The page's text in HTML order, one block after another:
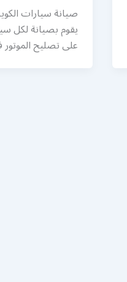
يقوم بصيانة لكل
على تصليح